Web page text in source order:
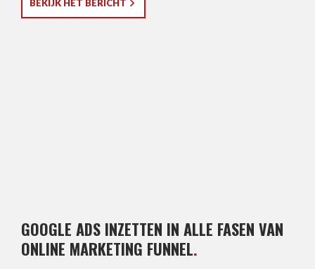
BEKIJK HET BERICHT
GOOGLE ADS INZETTEN IN ALLE FASEN VAN
ONLINE MARKETING FUNNEL.